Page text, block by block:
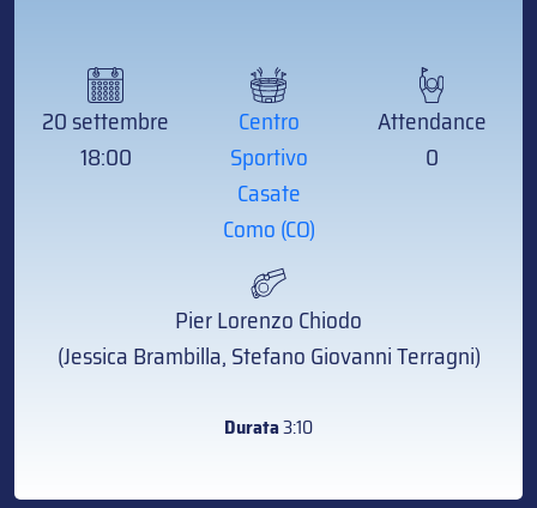
20 settembre
18:00
Centro
Sportivo
Casate
Como (CO)
Attendance
0
Pier Lorenzo Chiodo
(Jessica Brambilla, Stefano Giovanni Terragni)
Durata3:10